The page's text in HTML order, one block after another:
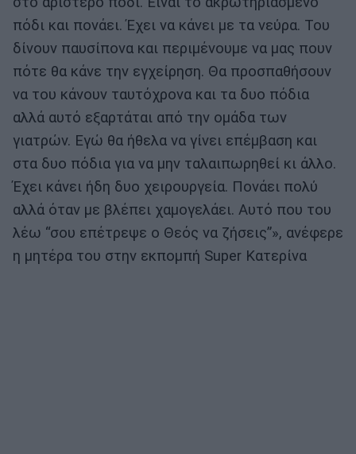
πόδι και πονάει. Έχει να κάνει με τα νεύρα. Του
δίνουν παυσίπονα και περιμένουμε να μας πουν
πότε θα κάνε την εγχείρηση. Θα προσπαθήσουν
να του κάνουν ταυτόχρονα και τα δυο πόδια
αλλά αυτό εξαρτάται από την ομάδα των
γιατρών. Εγώ θα ήθελα να γίνει επέμβαση και
στα δυο πόδια για να μην ταλαιπωρηθεί κι άλλο.
Έχει κάνει ήδη δυο χειρουργεία. Πονάει πολύ
αλλά όταν με βλέπει χαμογελάει. Αυτό που του
λέω “σου επέτρεψε ο Θεός να ζήσεις”», ανέφερε
η μητέρα του στην εκπομπή Super Κατερίνα